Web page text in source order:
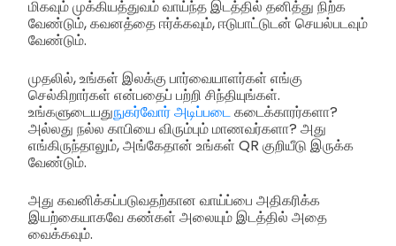
மிகவும் முக்கியத்துவம் வாய்ந்த இடத்தில் தனித்து நிற்க
வேண்டும், கவனத்தை ஈர்க்கவும், ஈடுபாட்டுடன் செயல்படவும்
வேண்டும்.
முதலில், உங்கள் இலக்கு பார்வையாளர்கள் எங்கு
செல்கிறார்கள் என்பதைப் பற்றி சிந்தியுங்கள்.
உங்களுடையதுநுகர்வோர் அடிப்படைகடைக்காரர்களா?
அல்லது நல்ல காபியை விரும்பும் மாணவர்களா? அது
எங்கிருந்தாலும், அங்கேதான் உங்கள் QR குறியீடு இருக்க
வேண்டும்.
அது கவனிக்கப்படுவதற்கான வாய்ப்பை அதிகரிக்க
இயற்கையாகவே கண்கள் அலையும் இடத்தில் அதை
வைக்கவும்.